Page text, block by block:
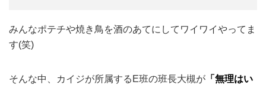
みんなポテチや焼き鳥を酒のあてにしてワイワイやってま
す(笑)
そんな中、カイジが所属するE班の班長大槻が 「無理はい